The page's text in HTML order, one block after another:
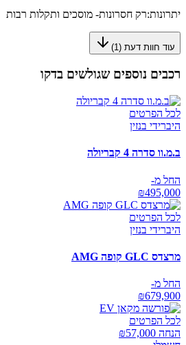
יתרונות:רק חסרונות- מוסכים ותקלות רבות
עוד חוות דעת (1
)
רכבים נוספים שגולשים בדקו
לכל הפרטים
היברידי בנזין
ב.מ.וו סדרה 4 קבריולה
החל מ-
₪495,000
לכל הפרטים
היברידי בנזין
מרצדס GLC קופה AMG
החל מ-
₪679,900
לכל הפרטים
הנחה ₪ 57,000